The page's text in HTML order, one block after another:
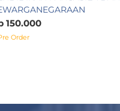
150.000
Order